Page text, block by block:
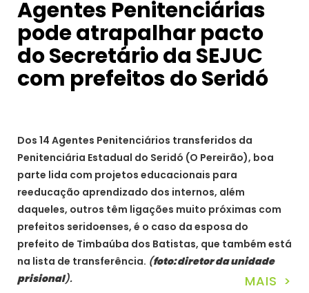
Agentes Penitenciárias
pode atrapalhar pacto
do Secretário da SEJUC
com prefeitos do Seridó
Dos 14 Agentes Penitenciários transferidos da
Penitenciária Estadual do Seridó (O Pereirão), boa
parte lida com projetos educacionais para
reeducação aprendizado dos internos, além
daqueles, outros têm ligações muito próximas com
prefeitos seridoenses, é o caso da esposa do
prefeito de Timbaúba dos Batistas, que também está
na lista de transferência. (foto: diretor da unidade
prisional). MAIS >